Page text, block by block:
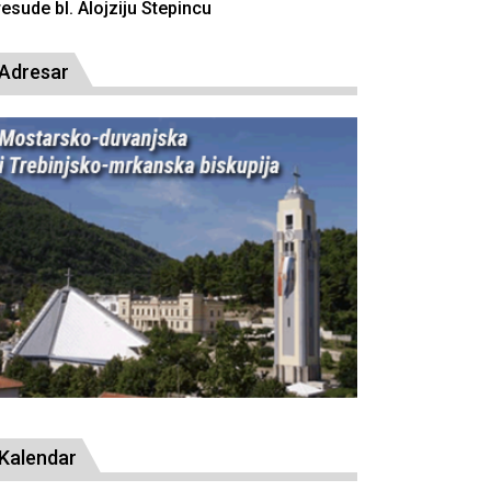
bl. Alojziju Stepincu